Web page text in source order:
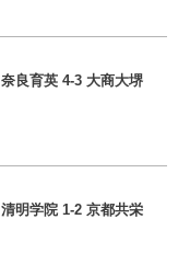
良育英 4-3 大商大堺
明学院 1-2 京都共栄